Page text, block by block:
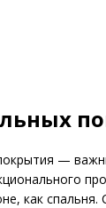
—
как спальня.